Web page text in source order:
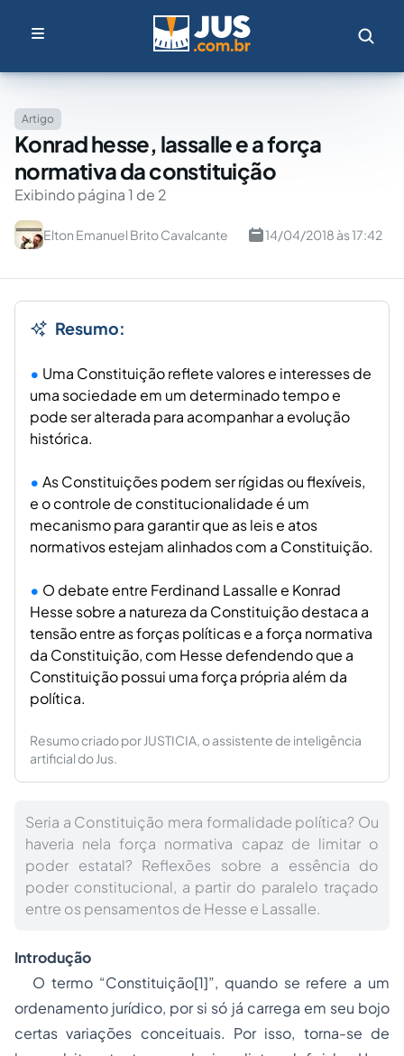
Artigo
Konrad hesse, lassalle e a força
normativa da constituição
Exibindo página 1 de 2
Elton Emanuel Brito Cavalcante 14/04/2018 às 17:42
Resumo:
Uma Constituição reflete valores e interesses de
uma sociedade em um determinado tempo e
pode ser alterada para acompanhar a evolução
histórica.
As Constituições podem ser rígidas ou flexíveis,
e o controle de constitucionalidade é um
mecanismo para garantir que as leis e atos
normativos estejam alinhados com a Constituição.
O debate entre Ferdinand Lassalle e Konrad
Hesse sobre a natureza da Constituição destaca a
tensão entre as forças políticas e a força normativa
da Constituição, com Hesse defendendo que a
Constituição possui uma força própria além da
política.
Resumo criado por JUSTICIA, o assistente de inteligência
artificial do Jus.
Seria a Constituição mera formalidade política? Ou
haveria nela força normativa capaz de limitar o
poder estatal? Reflexões sobre a essência do
poder constitucional, a partir do paralelo traçado
entre os pensamentos de Hesse e Lassalle.
Introdução
O termo “Constituição[1]”, quando se refere a um
ordenamento jurídico, por si só já carrega em seu bojo
certas variações conceituais. Por isso, torna-se de